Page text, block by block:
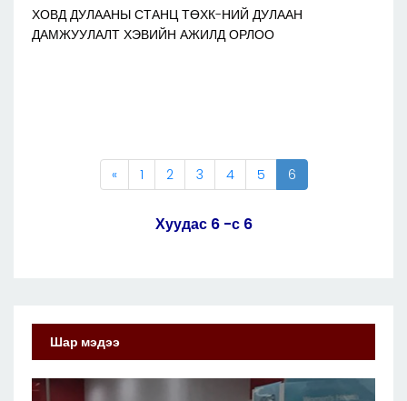
ХОВД ДУЛААНЫ СТАНЦ ТӨХК-НИЙ ДУЛААН
ДАМЖУУЛАЛТ ХЭВИЙН АЖИЛД ОРЛОО
« 1 2 3 4 5 6
Хуудас 6 -с 6
Шар мэдээ